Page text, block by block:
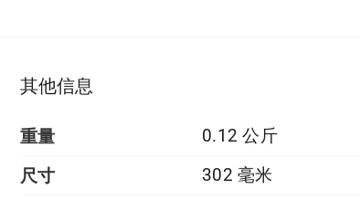
其他信息
重量 0.12 公斤
尺寸 302 毫米